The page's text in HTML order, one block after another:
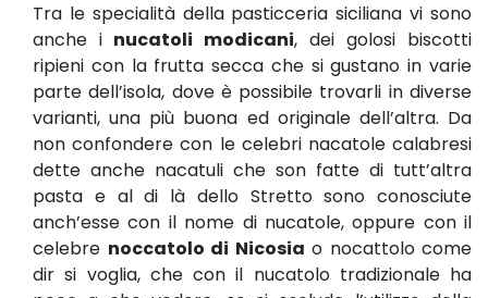
Tra le specialità della pasticceria siciliana vi sono
anche i nucatoli modicani, dei golosi biscotti
ripieni con la frutta secca che si gustano in varie
parte dell’isola, dove è possibile trovarli in diverse
varianti, una più buona ed originale dell’altra. Da
non confondere con le celebri nacatole calabresi
dette anche nacatuli che son fatte di tutt’altra
pasta e al di là dello Stretto sono conosciute
anch’esse con il nome di nucatole, oppure con il
celebre noccatolo di Nicosia o nocattolo come
dir si voglia, che con il nucatolo tradizionale ha